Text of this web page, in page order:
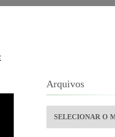
–
Arquivos
Arquivos